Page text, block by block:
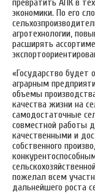
превратить АПК в
экономики. По его
агротехнологии,
расширять
«Государство
аграрным
объемы
качества жизни на
самодостаточные
совместной работы
качественными и
собственного
пожелал всем
дальнейшего роста